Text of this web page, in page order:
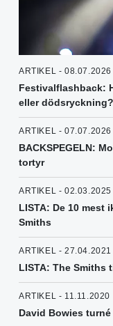
ARTIKEL - 08.07.2026
Festivalflashback:
eller dödsryckning?
ARTIKEL - 07.07.2026
BACKSPEGELN:
tortyr
ARTIKEL - 02.03.2025
LISTA: De 10 mest
Smiths
ARTIKEL - 27.04.2021
LISTA: The Smiths
ARTIKEL - 11.11.2020
David Bowies